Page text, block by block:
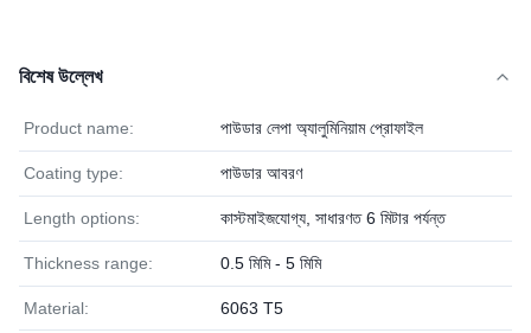
বিশেষ উল্লেখ
Product name: পাউডার লেপা অ্যালুমিনিয়াম প্রোফাইল
Coating type: পাউডার আবরণ
Length options: কাস্টমাইজযোগ্য, সাধারণত 6 মিটার পর্যন্ত
Thickness range: 0.5 মিমি - 5 মিমি
Material: 6063 T5